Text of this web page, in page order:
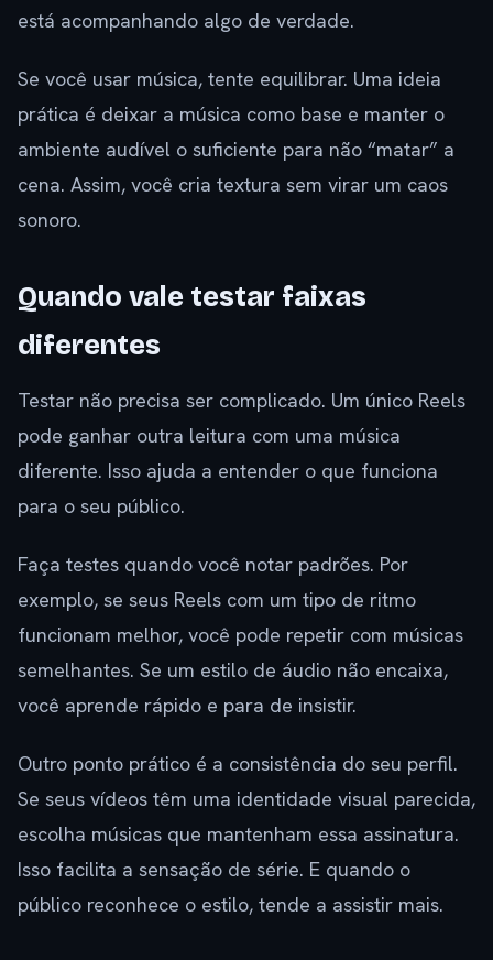
está acompanhando algo de verdade.
Se você usar música, tente equilibrar. Uma ideia
prática é deixar a música como base e manter o
ambiente audível o suficiente para não “matar” a
cena. Assim, você cria textura sem virar um caos
sonoro.
Quando vale testar faixas
diferentes
Testar não precisa ser complicado. Um único Reels
pode ganhar outra leitura com uma música
diferente. Isso ajuda a entender o que funciona
para o seu público.
Faça testes quando você notar padrões. Por
exemplo, se seus Reels com um tipo de ritmo
funcionam melhor, você pode repetir com músicas
semelhantes. Se um estilo de áudio não encaixa,
você aprende rápido e para de insistir.
Outro ponto prático é a consistência do seu perfil.
Se seus vídeos têm uma identidade visual parecida,
escolha músicas que mantenham essa assinatura.
Isso facilita a sensação de série. E quando o
público reconhece o estilo, tende a assistir mais.